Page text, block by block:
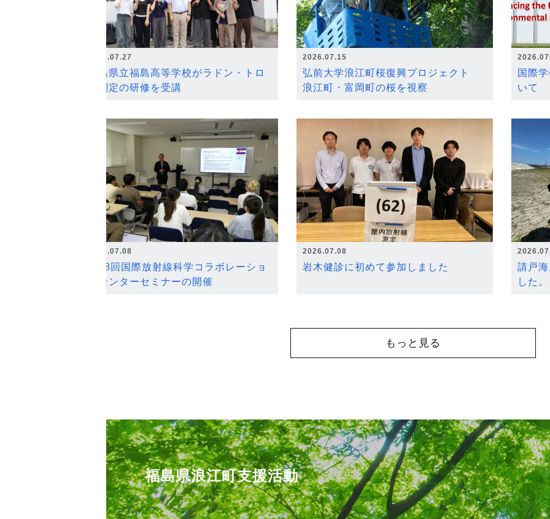
2026.07.27
福島県立福島高等学校がラドン・トロ
ン測定の研修を受講
2026.07.15
弘前大学浪江町桜復興プロジェクト
浪江町・富岡町の桜を視察
国際
いて
2026.07.08
第18回国際放射線科学コラボレーショ
ンセンターセミナーの開催
2026.07.08
岩木健診に初めて参加しました
請戸
した。
もっと見る
福島県浪江町支援活動